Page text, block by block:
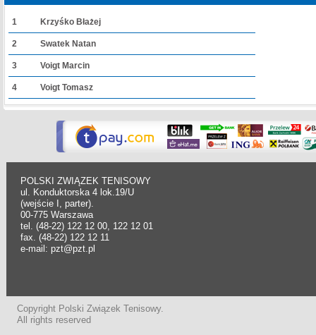
1 Krzyśko Błażej
2 Swatek Natan
3 Voigt Marcin
4 Voigt Tomasz
POLSKI ZWIĄZEK TENISOWY
ul. Konduktorska 4 lok.19/U
(wejście I, parter).
00-775 Warszawa
tel. (48-22) 122 12 00, 122 12 01
fax. (48-22) 122 12 11
e-mail: pzt@pzt.pl
Copyright Polski Związek Tenisowy.
All rights reserved